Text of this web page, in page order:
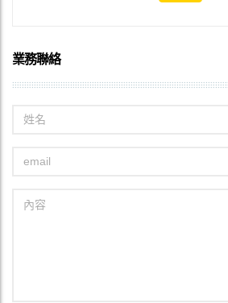
業務聯絡